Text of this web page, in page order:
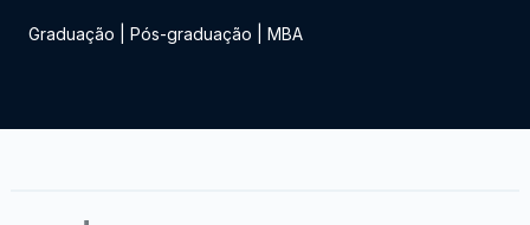
Graduação Pós-graduação MBA